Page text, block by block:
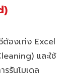
องเก่ง Excel
และใช้
รันโมเดล